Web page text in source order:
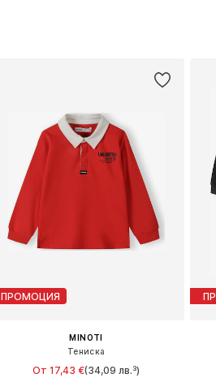
ПРОМОЦИЯ
MINOTI
Тениска
От 17,43 €(34,09 лв.³)